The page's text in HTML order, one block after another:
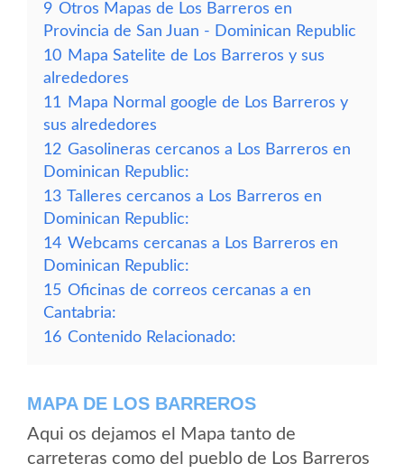
9 Otros Mapas de Los Barreros en
Provincia de San Juan - Dominican Republic
10 Mapa Satelite de Los Barreros y sus
alrededores
11
Mapa Normal google de Los Barreros y
sus alrededores
12 Gasolineras cercanos a Los Barreros en
Dominican Republic:
13 Talleres cercanos a Los Barreros en
Dominican Republic:
14 Webcams cercanas a Los Barreros en
Dominican Republic:
15 Oficinas de correos cercanas a en
Cantabria:
16 Contenido Relacionado:
MAPA DE LOS BARREROS
Aqui os dejamos el Mapa tanto de
carreteras como del pueblo de Los Barreros